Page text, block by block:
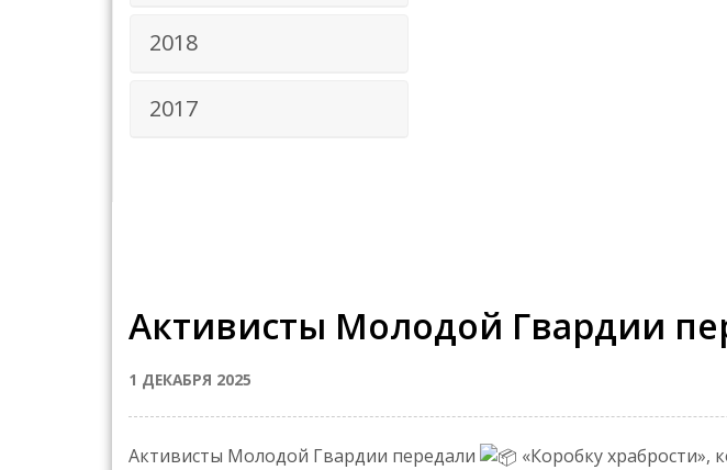
2018
2017
Активисты Молодой Гвардии
1 ДЕКАБРЯ 2025
Активисты Молодой Гвардии передали
«Коробку храбрости»,